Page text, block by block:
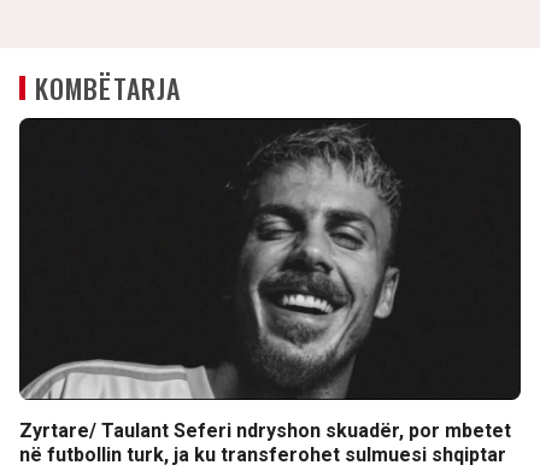
KOMBËTARJA
Zyrtare/ Taulant Seferi ndryshon skuadër, por mbetet
në futbollin turk, ja ku transferohet sulmuesi shqiptar